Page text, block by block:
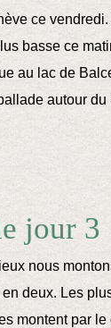
ce
basse ce
au lac de
autour
jour 3
nous
deux. Les
montent par